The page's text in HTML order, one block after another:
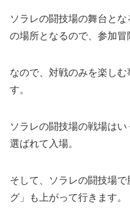
ソラレの闘技場の舞台と
の場所となるので、参加冒
なので、対戦のみを楽し
す。
ソラレの闘技場の戦場は
選ばれて入場。
そして、ソラレの闘技場
グ」も上がって行きます。